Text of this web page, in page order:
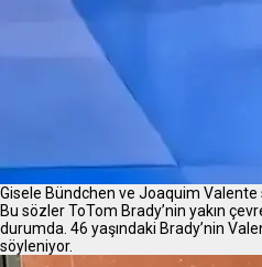
Gisele Bündchen ve Joaquim
Bu sözler ToTom Brady’nin yakın
durumda. 46 yaşındaki Brady’nin
söyleniyor.